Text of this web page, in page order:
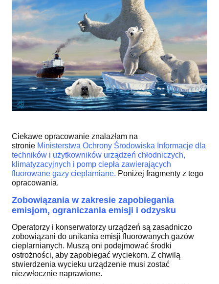
Ciekawe opracowanie znalazłam na
stronie Ministerstwa Ochrony Środowiska Informacje dla
techników i użytkowników urządzeń chłodniczych,
klimatyzacyjnych i pomp ciepła zawierających
fluorowane gazy cieplarniane. Poniżej fragmenty z tego
opracowania.
Zobowiązania w zakresie zapobiegania
emisjom, ograniczania emisji i odzysku
Operatorzy i konserwatorzy urządzeń są zasadniczo
zobowiązani do unikania emisji fluorowanych gazów
cieplarnianych. Muszą oni podejmować środki
ostrożności, aby zapobiegać wyciekom. Z chwilą
stwierdzenia wycieku urządzenie musi zostać
niezwłocznie naprawione.